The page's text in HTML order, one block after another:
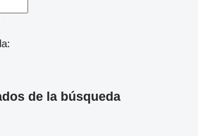
de la búsqueda